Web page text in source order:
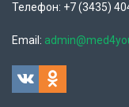
Телефон: +7 (3435)
Email: